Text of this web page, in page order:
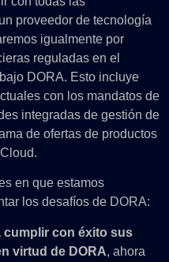
proveedor de tecnología
igualmente por
reguladas en el
DORA. Esto incluye
con los mandatos de
integradas de gestión de
de ofertas de productos
en que estamos
los desafíos de DORA:
cumplir con éxito sus
virtud de DORA, ahora